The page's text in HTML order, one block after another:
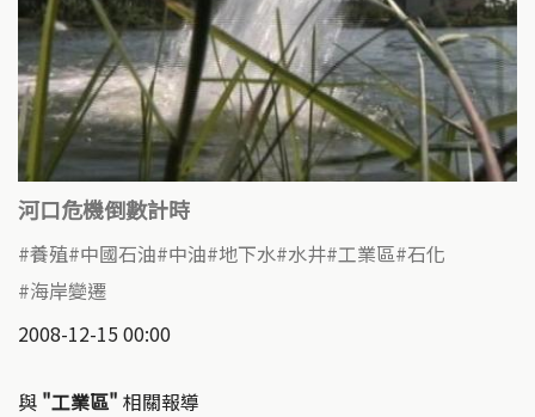
河口危機倒數計時
養殖 中國石油 中油 地下水 水井 工業區 石化
海岸變遷
2008-12-15 00:00
與 "工業區" 相關報導